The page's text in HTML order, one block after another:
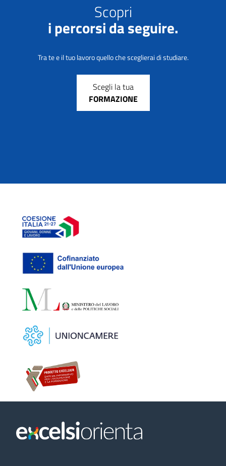
Scopri
i percorsi da seguire.
Tra te e il tuo lavoro quello che sceglierai di studiare.
Scegli la tua
FORMAZIONE